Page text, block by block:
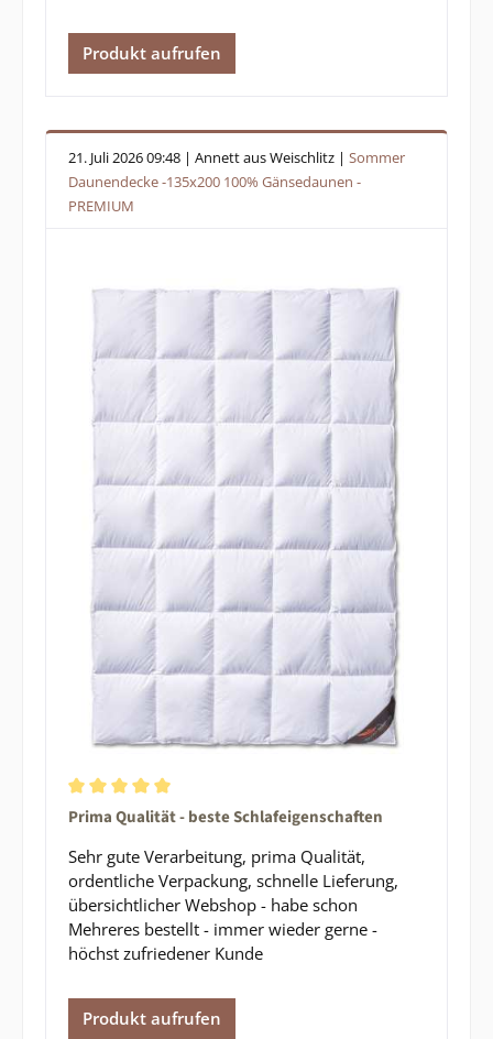
Produkt aufrufen
21. Juli 2026 09:48 | Annett aus Weischlitz | Sommer
Daunendecke -135x200 100% Gänsedaunen -
PREMIUM
Durchschnittliche Bewertung von 5 von 5 Sternen
Prima Qualität - beste Schlafeigenschaften
Sehr gute Verarbeitung, prima Qualität,
ordentliche Verpackung, schnelle Lieferung,
übersichtlicher Webshop - habe schon
Mehreres bestellt - immer wieder gerne -
höchst zufriedener Kunde
Produkt aufrufen